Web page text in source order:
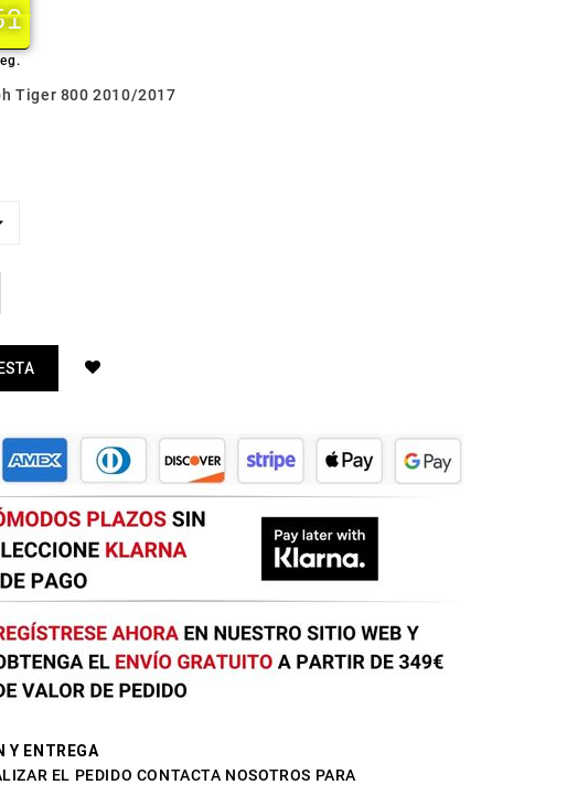
Tiger 800 2010/2017
Y ENTREGA
EL PEDIDO CONTACTA NOSOTROS PARA